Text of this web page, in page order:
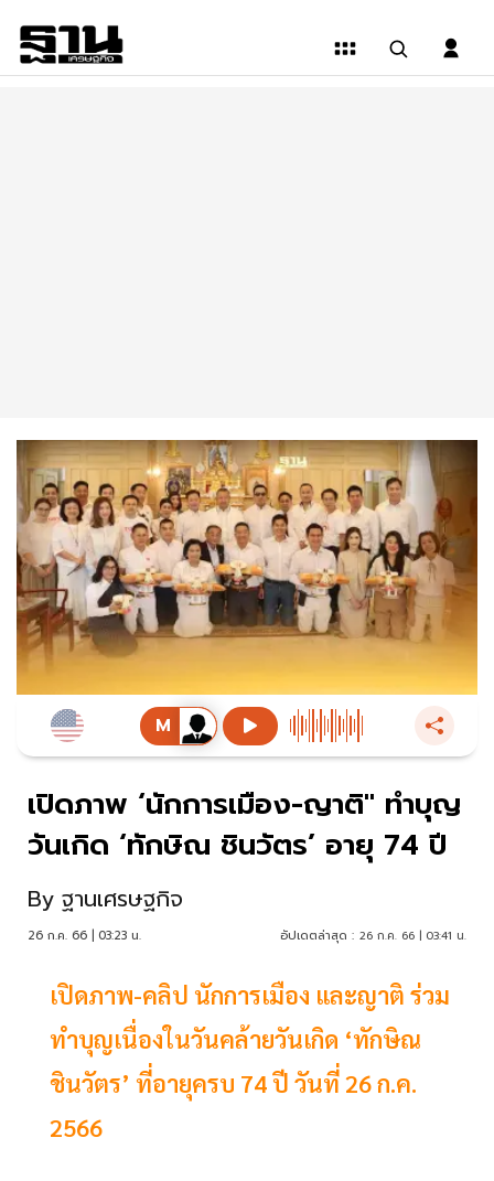
เปิดภาพ ‘นักการเมือง-ญาติ" ทำบุญ
วันเกิด ‘ทักษิณ ชินวัตร’ อายุ 74 ปี
By ฐานเศรษฐกิจ
26 ก.ค. 66 | 03:23 น. อัปเดตล่าสุด : 26 ก.ค. 66 | 03:41 น.
เปิดภาพ-คลิป นักการเมือง และญาติ ร่วม
ทำบุญเนื่องในวันคล้ายวันเกิด ‘ทักษิณ
ชินวัตร’ ที่อายุครบ 74 ปี วันที่ 26 ก.ค.
2566